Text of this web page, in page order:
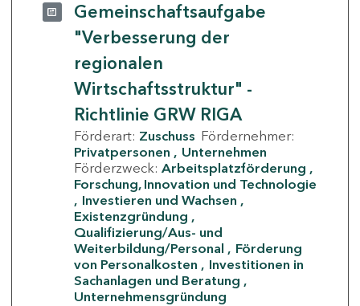
Gemeinschaftsaufgabe
"Verbesserung der
regionalen
Wirtschaftsstruktur" -
Richtlinie GRW RIGA
Förderart: Zuschuss Fördernehmer:
Privatpersonen
Unternehmen
Förderzweck: Arbeitsplatzförderung
Forschung, Innovation und Technologie
Investieren und Wachsen
Existenzgründung
Qualifizierung/Aus- und
Weiterbildung/Personal
Förderung
von Personalkosten
Investitionen in
Sachanlagen und Beratung
Unternehmensgründung